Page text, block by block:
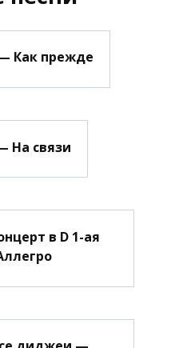
Как прежде
На связи
в D 1-ая